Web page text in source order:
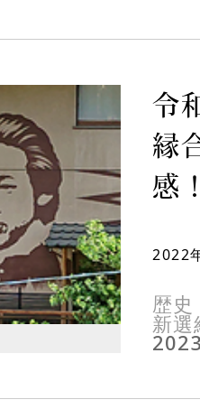
令
縁
感
2022
歴
新選